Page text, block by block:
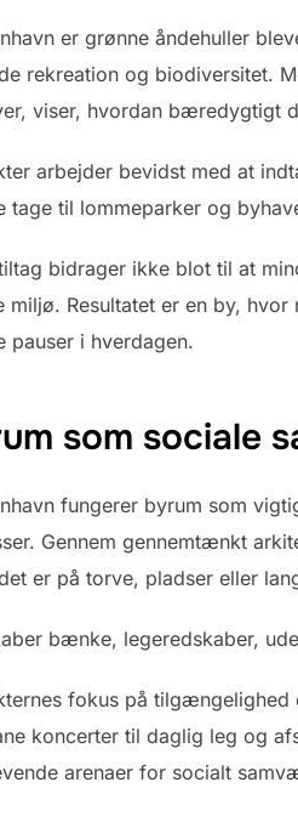
er grønne åndehuller
rekreation og biodiversitet.
viser, hvordan bæredygtigt
arbejder bevidst med at
tage til lommeparker og
bidrager ikke blot til at
miljø. Resultatet er en by,
pauser i hverdagen.
som sociale
fungerer byrum som
Gennem gennemtænkt
er på torve, pladser eller
bænke, legeredskaber,
fokus på tilgængelighed
koncerter til daglig leg og
arenaer for socialt